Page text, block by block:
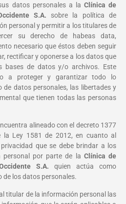
datos personales a la Clínica de
S.A. sobre la política de
personal y permitir a los titulares de
su derecho de habeas data,
necesario que éstos deben seguir
rectificar y oponerse a los datos que
bases de datos y/o archivos. Este
a proteger y garantizar todo lo
datos personales, las libertades y
que tienen todas las personas
alineado con el decreto 1377
la Ley 1581 de 2012, en cuanto al
que se debe brindar a los
por parte de la Clínica de
S.A. quien actúa como
los datos personales.
titular de la información personal las